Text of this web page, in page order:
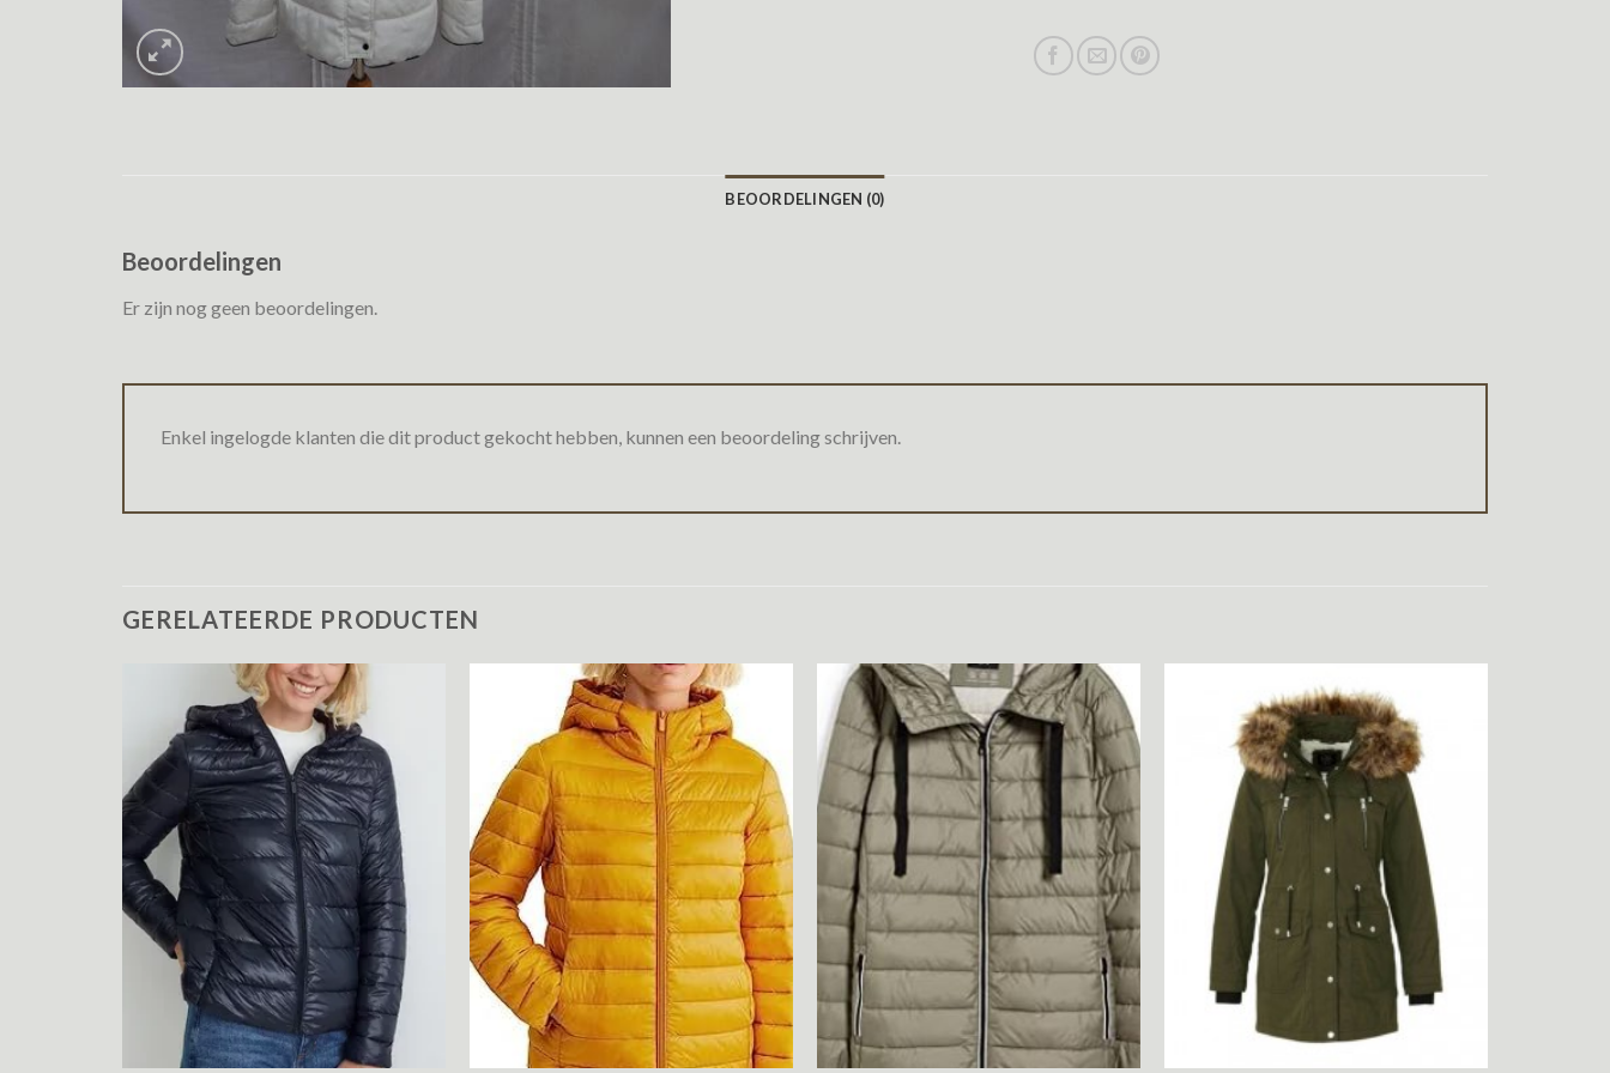
BEOORDELINGEN (0)
Beoordelingen
Er zijn nog geen beoordelingen.
Enkel ingelogde klanten die dit product gekocht hebben, kunnen een beoordeling schrijven.
GERELATEERDE PRODUCTEN